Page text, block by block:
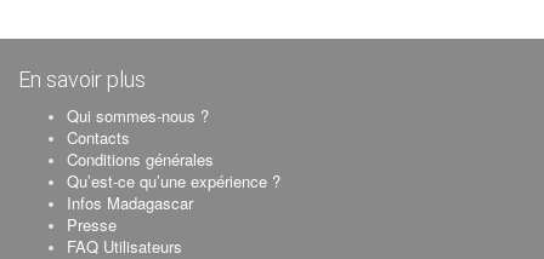
En savoir plus
Qui sommes-nous ?
Contacts
Conditions générales
Qu’est-ce qu’une expérience ?
Infos Madagascar
Presse
FAQ Utilisateurs